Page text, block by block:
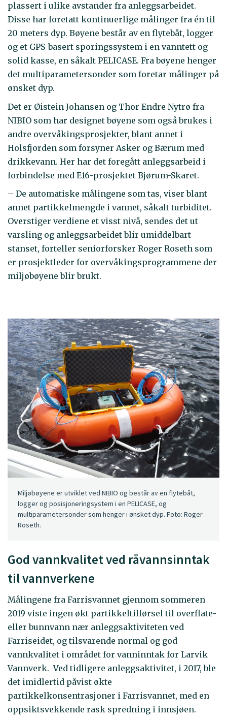
plassert i ulike avstander fra anleggsarbeidet.
Disse har foretatt kontinuerlige målinger fra én til
20 meters dyp. Bøyene består av en flytebåt, logger
og et GPS-basert sporingssystem i en vanntett og
solid kasse, en såkalt PELICASE. Fra bøyene henger
det multiparametersonder som foretar målinger på
ønsket dyp.
Det er Øistein Johansen og Thor Endre Nytrø fra
NIBIO som har designet bøyene som også brukes i
andre overvåkingsprosjekter, blant annet i
Holsfjorden som forsyner Asker og Bærum med
drikkevann. Her har det foregått anleggsarbeid i
forbindelse med E16-prosjektet Bjørum-Skaret.
– De automatiske målingene som tas, viser blant
annet partikkelmengde i vannet, såkalt turbiditet.
Overstiger verdiene et visst nivå, sendes det ut
varsling og anleggsarbeidet blir umiddelbart
stanset, forteller seniorforsker Roger Roseth som
er prosjektleder for overvåkingsprogrammene der
miljøbøyene blir brukt.
Miljøbøyene er utviklet ved NIBIO og består av en flytebåt,
logger og posisjoneringsystem i en PELICASE, og
multiparametersonder som henger i ønsket dyp. Foto: Roger
Roseth.
God vannkvalitet ved råvannsinntak
til vannverkene
Målingene fra Farrisvannet gjennom sommeren
2019 viste ingen økt partikkeltilførsel til overflate-
eller bunnvann nær anleggsaktiviteten ved
Farriseidet, og tilsvarende normal og god
vannkvalitet i området for vanninntak for Larvik
Vannverk. Ved tidligere anleggsaktivitet, i 2017, ble
det imidlertid påvist økte
partikkelkonsentrasjoner i Farrisvannet, med en
oppsiktsvekkende rask spredning i innsjøen.